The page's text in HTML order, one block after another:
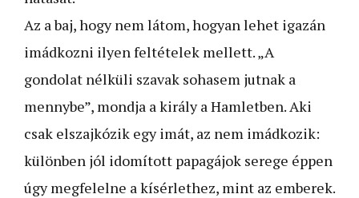
Az a baj, hogy nem látom, hogyan lehet igazán
imádkozni ilyen feltételek mellett. „A
gondolat nélküli szavak sohasem jutnak a
mennybe”, mondja a király a Hamletben. Aki
csak elszaj­kózik egy imát, az nem imádkozik:
különben jól idomított papagájok serege éppen
úgy megfelelne a kísérlethez, mint az emberek.